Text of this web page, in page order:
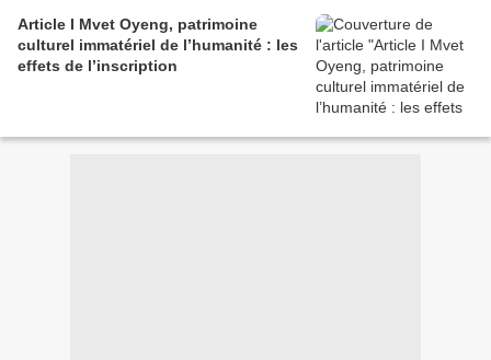
Article I Mvet Oyeng, patrimoine
culturel immatériel de l’humanité : les
effets de l’inscription